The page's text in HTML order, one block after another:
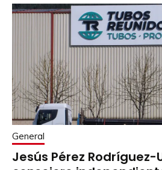
General
Jesús Pérez Rodríguez-